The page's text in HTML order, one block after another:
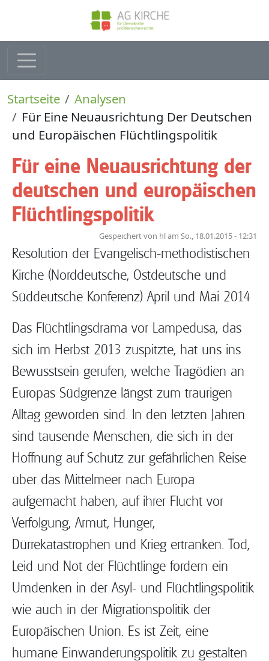
Direkt zum Inhalt
Pfadnavigation
Startseite
Analysen
Für Eine Neuausrichtung Der Deutschen
und Europäischen Flüchtlingspolitik
Für eine Neuausrichtung der
deutschen und europäischen
Flüchtlingspolitik
Gespeichert von hlam So., 18.01.2015 - 12:31
Resolution der Evangelisch-methodistischen
Kirche (Norddeutsche, Ostdeutsche und
Süddeutsche Konferenz) April und Mai 2014
Das Flüchtlingsdrama vor Lampedusa, das
sich im Herbst 2013 zuspitzte, hat uns ins
Bewusstsein gerufen, welche Tragödien an
Europas Südgrenze längst zum traurigen
Alltag geworden sind. In den letzten Jahren
sind tausende Menschen, die sich in der
Hoffnung auf Schutz zur gefährlichen Reise
über das Mittelmeer nach Europa
aufgemacht haben, auf ihrer Flucht vor
Verfolgung, Armut, Hunger,
Dürrekatastrophen und Krieg ertranken. Tod,
Leid und Not der Flüchtlinge fordern ein
Umdenken in der Asyl- und Flüchtlingspolitik
wie auch in der Migrationspolitik der
Europäischen Union. Es ist Zeit, eine
humane Einwanderungspolitik zu gestalten